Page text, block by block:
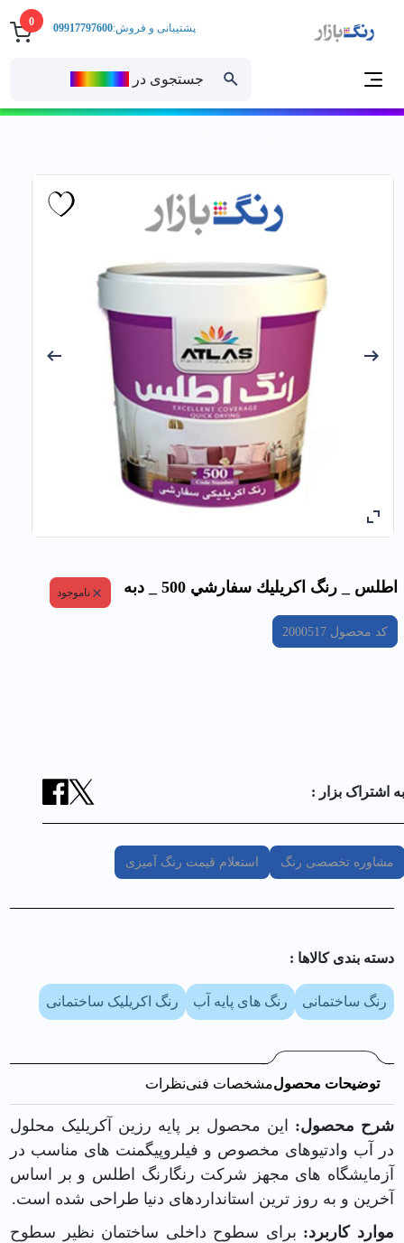
0
جستجوی در
پشتیبانی و فروش:09917797600
اطلس _ رنگ اكريليك سفارشي 500 _ دبه ناموجود
کد محصول2000517
به اشتراک بزار :
مشاوره تخصصی رنگ استعلام قیمت رنگ آمیزی
دسته بندی کالا‌ها :
رنگ ساختمانی رنگ های پایه آب رنگ اکریلیک ساختمانی
توضیحات محصولمشخصات فنینظرات
شرح محصول: این محصول بر پایه رزین آکریلیک محلول
در آب وادتیوهای مخصوص و فیلروپیگمنت های مناسب در
آزمایشگاه های مجهز شرکت رنگارنگ اطلس و بر اساس
آخرین و به روز ترین استانداردهای دنیا طراحی شده است.
موارد کاربرد: برای سطوح داخلی ساختمان نظیر سطوح